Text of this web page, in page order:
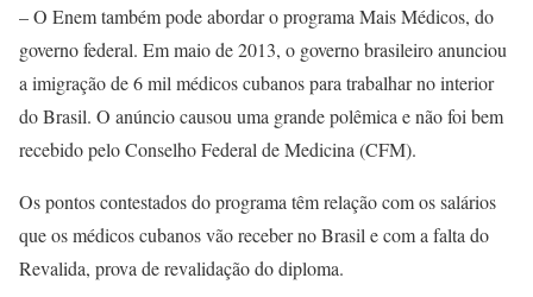
– O Enem também pode abordar o programa Mais Médicos, do
governo federal. Em maio de 2013, o governo brasileiro anunciou
a imigração de 6 mil médicos cubanos para trabalhar no interior
do Brasil. O anúncio causou uma grande polêmica e não foi bem
recebido pelo Conselho Federal de Medicina (CFM).
Os pontos contestados do programa têm relação com os salários
que os médicos cubanos vão receber no Brasil e com a falta do
Revalida, prova de revalidação do diploma.